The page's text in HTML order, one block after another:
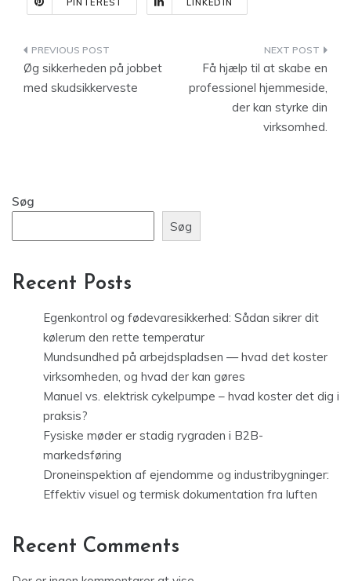
PINTEREST LINKEDIN
Indlægsnavigation
Øg sikkerheden på jobbet
med skudsikkerveste
Få hjælp til at skabe en
professionel hjemmeside,
der kan styrke din
virksomhed.
Søg
Søg
Recent Posts
Egenkontrol og fødevaresikkerhed: Sådan sikrer dit
kølerum den rette temperatur
Mundsundhed på arbejdspladsen — hvad det koster
virksomheden, og hvad der kan gøres
Manuel vs. elektrisk cykelpumpe – hvad koster det dig i
praksis?
Fysiske møder er stadig rygraden i B2B-
markedsføring
Droneinspektion af ejendomme og industribygninger:
Effektiv visuel og termisk dokumentation fra luften
Recent Comments